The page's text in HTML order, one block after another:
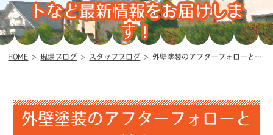
トなど最新情報をお届けしま
す！
HOME >現場ブログ > スタッフブログ >外壁塗装のアフターフォローとは？
外壁塗装のアフターフォローと